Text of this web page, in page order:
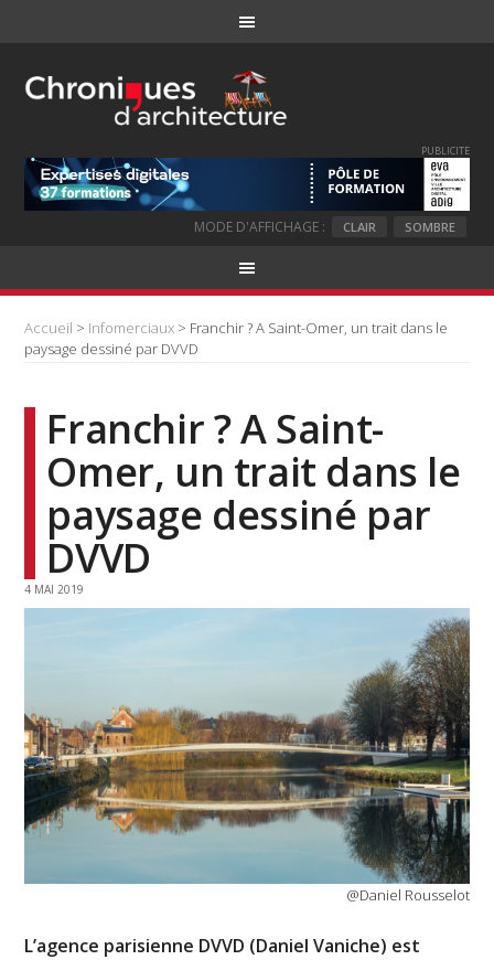
PUBLICITE
MODE D'AFFICHAGE : CLAIR SOMBRE
Accueil > Infomerciaux > Franchir ? A Saint-Omer, un trait dans le
paysage dessiné par DVVD
Franchir ? A Saint-
Omer, un trait dans le
paysage dessiné par
DVVD
4 MAI 2019
@Daniel Rousselot
L’agence parisienne DVVD (Daniel Vaniche) est